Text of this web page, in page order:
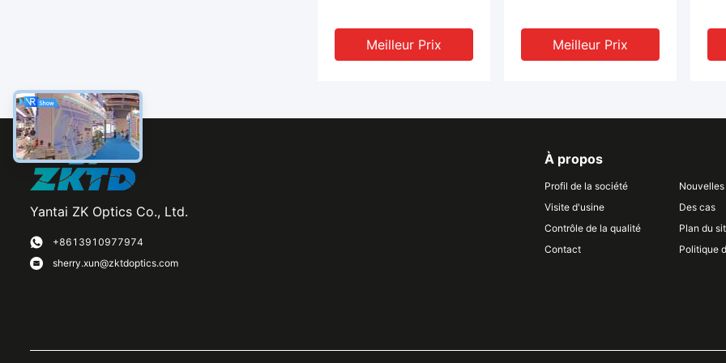
Meilleur Prix Meilleur Prix
Meilleur Prix
VIDEO
Meilleur Prix
Yantai ZK Optics Co., Ltd.
+8613910977974
sherry.xun@zktdoptics.com
À propos
Profil de la société
Visite d'usine
Contrôle de la qualité
Contact
Nouvelles
Des cas
Plan du
Politique